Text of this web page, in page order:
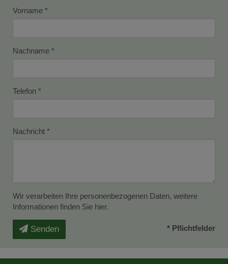
Vorname
Nachname
Telefon
Nachricht
Wir verarbeiten Ihre personenbezogenen Daten, weitere
Informationen finden Sie hier.
Senden * Pflichtfelder